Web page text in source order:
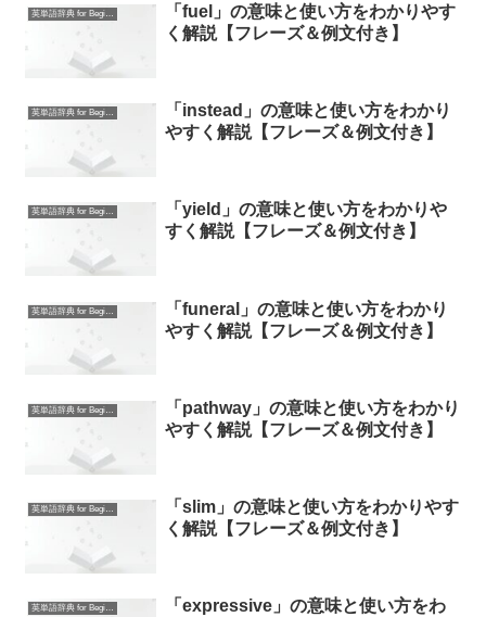
英単語辞典 for Beginners
「fuel」の意味と使い方をわかりやす
く解説【フレーズ＆例文付き】
英単語辞典 for Beginners
「instead」の意味と使い方をわかり
やすく解説【フレーズ＆例文付き】
英単語辞典 for Beginners
「yield」の意味と使い方をわかりや
すく解説【フレーズ＆例文付き】
英単語辞典 for Beginners
「funeral」の意味と使い方をわかり
やすく解説【フレーズ＆例文付き】
英単語辞典 for Beginners
「pathway」の意味と使い方をわかり
やすく解説【フレーズ＆例文付き】
英単語辞典 for Beginners
「slim」の意味と使い方をわかりやす
く解説【フレーズ＆例文付き】
英単語辞典 for Beginners
「expressive」の意味と使い方をわ